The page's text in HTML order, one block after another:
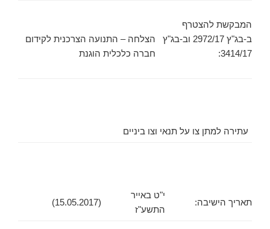
המבקשת להצטרף
ב-בג"ץ 2972/17 וב-בג"ץ
3414/17:
הצלחה – התנועה הצרכנית לקידום
חברה כלכלית הוגנת
עתירה למתן צו על תנאי וצו ביניים
תאריך הישיבה:
י"ט באייר
התשע"ז
(15.05.2017)